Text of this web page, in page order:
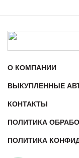
О КОМПАНИИ
ВЫКУПЛЕННЫЕ
КОНТАКТЫ
ПОЛИТИКА
ПОЛИТИКА